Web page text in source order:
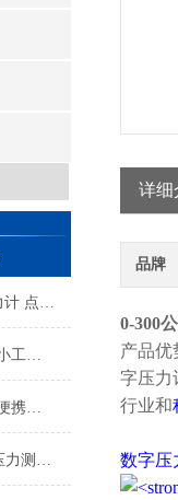
10KN高精度便携式电极压力计 点焊专用微型电极压力测试仪厂家
0-5000N微型数字压力计 狭小工况测量用的数显便携式微型压力计
0-200Kg手持式数字压力计 便携式压力检测仪器 手持式压力测力仪厂家
500N焊锡机压力计 焊锡机压力测试仪 焊锡机电极压力测试仪厂家
详细
品牌
0-300
产品优
字压力
行业和
数字压